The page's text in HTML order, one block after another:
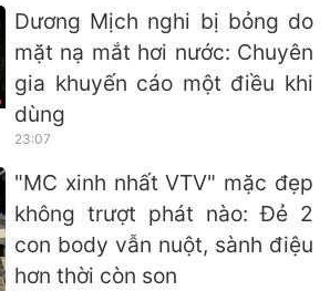
Dương Mịch nghi bị bỏng do
mặt nạ mắt hơi nước: Chuyên
gia khuyến cáo một điều khi
dùng
23:07
"MC xinh nhất VTV" mặc đẹp
không trượt phát nào: Đẻ 2
con body vẫn nuột, sành điệu
hơn thời còn son